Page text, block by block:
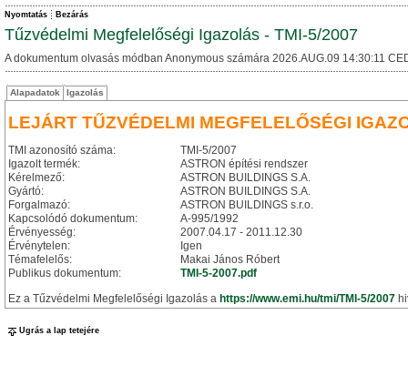
Nyomtatás Bezárás
Tűzvédelmi Megfelelőségi Igazolás - TMI-5/2007
A dokumentum olvasás módban Anonymous számára 2026.AUG.09 14:30:11
Alapadatok Igazolás
LEJÁRT TŰZVÉDELMI MEGFELELŐSÉGI
TMI azonosító száma:
TMI-5/2007
Igazolt termék:
ASTRON építési rendszer
Kérelmező:
ASTRON BUILDINGS S.A.
Gyártó:
ASTRON BUILDINGS S.A.
Forgalmazó:
ASTRON BUILDINGS s.r.o.
Kapcsolódó dokumentum:
A-995/1992
Érvényesség:
2007.04.17 - 2011.12.30
Érvénytelen:
Igen
Témafelelős:
Makai János Róbert
Publikus dokumentum:
TMI-5-2007.pdf
Ez a Tűzvédelmi Megfelelőségi Igazolás a https://www.emi.hu/tmi/TMI-5/2007
Ugrás a lap tetejére